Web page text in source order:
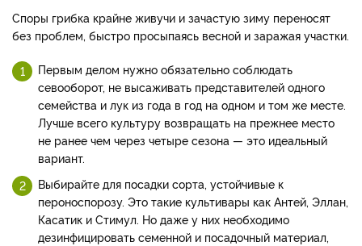
Споры грибка крайне живучи и зачастую зиму переносят
без проблем, быстро просыпаясь весной и заражая участки.
Первым делом нужно обязательно соблюдать
севооборот, не высаживать представителей одного
семейства и лук из года в год на одном и том же месте.
Лучше всего культуру возвращать на прежнее место
не ранее чем через четыре сезона — это идеальный
вариант.
Выбирайте для посадки сорта, устойчивые к
пероноспорозу. Это такие культивары как Антей, Эллан,
Касатик и Стимул. Но даже у них необходимо
дезинфицировать семенной и посадочный материал,